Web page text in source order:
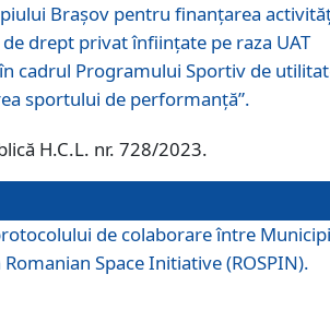
Brașov pentru finanțarea
drept privat înființate pe raza UAT
cadrul Programului Sportiv de
sportului de performanță”.
H.C.L. nr. 728/2023.
de colaborare între
Space Initiative (ROSPIN).